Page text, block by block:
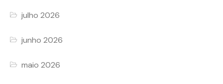
julho 2026
junho 2026
maio 2026